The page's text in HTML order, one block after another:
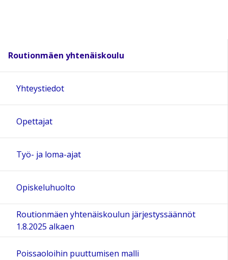
Routionmäen yhtenäiskoulu
Yhteystiedot
Opettajat
Työ- ja loma-ajat
Opiskeluhuolto
Routionmäen yhtenäiskoulun järjestyssäännöt
1.8.2025 alkaen
Poissaoloihin puuttumisen malli